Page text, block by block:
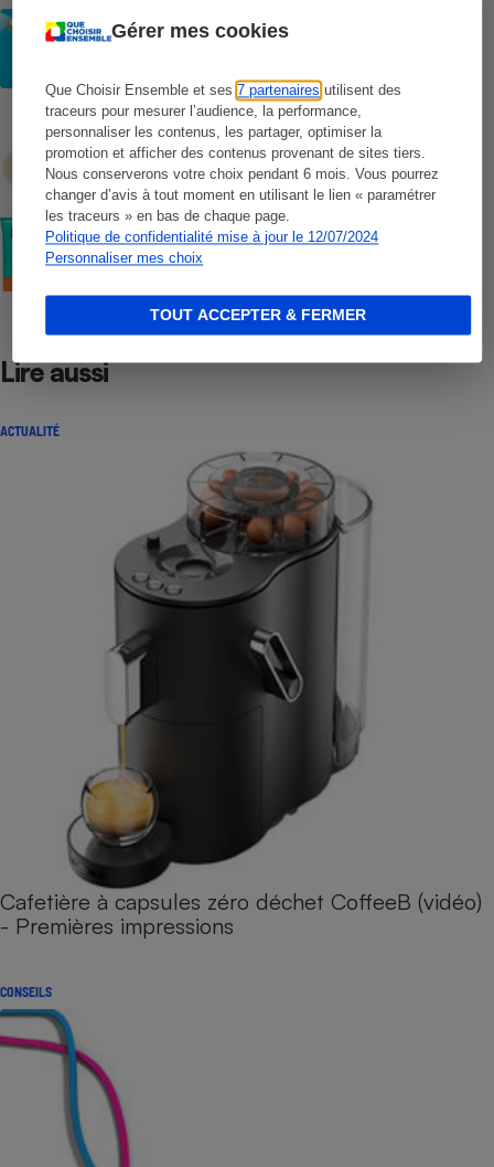
Gérer mes cookies
Que Choisir Ensemble et ses7 partenaires utilisent des
traceurs pour mesurer l’audience, la performance,
personnaliser les contenus, les partager, optimiser la
promotion et afficher des contenus provenant de sites tiers.
Nous conserverons votre choix pendant 6 mois. Vous pourrez
changer d’avis à tout moment en utilisant le lien « paramétrer
les traceurs » en bas de chaque page.
Politique de confidentialité mise à jour le 12/07/2024
Personnaliser mes choix
TOUT ACCEPTER & FERMER
Crèmes solaires - Les logos à la loupe
COMMENT NOUS TESTONS
Crèmes solaires - Le protocole
COMMENT NOUS TESTONS
Crèmes solaires visage - Le protocole
Lire aussi
ACTUALITÉ
Cafetière à capsules zéro déchet CoffeeB (vidéo)
- Premières impressions
CONSEILS